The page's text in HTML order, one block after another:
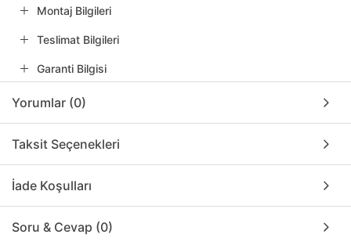
Montaj Bilgileri
Teslimat Bilgileri
Garanti Bilgisi
Yorumlar (0)
Taksit Seçenekleri
İade Koşulları
Soru & Cevap (0)